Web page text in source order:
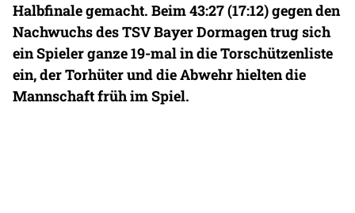
Halbfinale gemacht. Beim 43:27 (17:12) gegen den
Nachwuchs des TSV Bayer Dormagen trug sich
ein Spieler ganze 19-mal in die Torschützenliste
ein, der Torhüter und die Abwehr hielten die
Mannschaft früh im Spiel.